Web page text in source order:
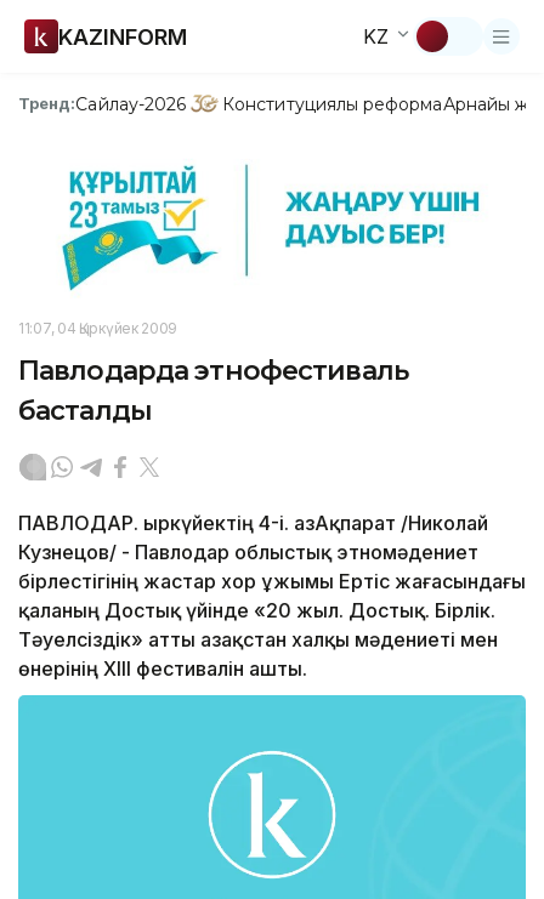
KAZINFORM KZ
Тренд:Сайлау-2026 Конституциялық реформаАрнайы
11:07, 04 Қыркүйек 2009
Павлодарда этнофестиваль
басталды
ПАВЛОДАР. Қыркүйектің 4-і. ҚазАқпарат /Николай
Кузнецов/ - Павлодар облыстық этномәдениет
бірлестігінің жастар хор ұжымы Ертіс жағасындағы
қаланың Достық үйінде «20 жыл. Достық. Бірлік.
Тәуелсіздік» атты Қазақстан халқы мәдениеті мен
өнерінің XIII фестивалін ашты.